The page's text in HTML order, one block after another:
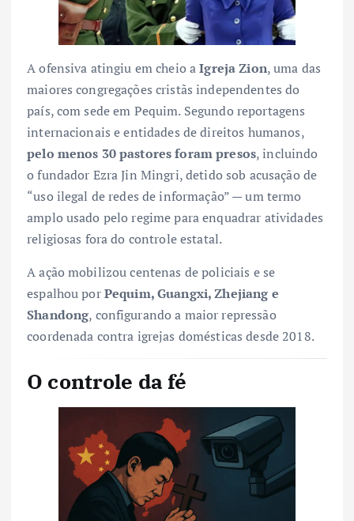
A ofensiva atingiu em cheio aIgreja Zion, uma das
maiores congregações cristãs independentes do
país, com sede em Pequim. Segundo reportagens
internacionais e entidades de direitos humanos,
pelo menos 30 pastores foram presos, incluindo
o fundador Ezra Jin Mingri, detido sob acusação de
“uso ilegal de redes de informação” — um termo
amplo usado pelo regime para enquadrar atividades
religiosas fora do controle estatal.
A ação mobilizou centenas de policiais e se
espalhou porPequim, Guangxi, Zhejiang e
Shandong, configurando a maior repressão
coordenada contra igrejas domésticas desde 2018.
O controle da fé